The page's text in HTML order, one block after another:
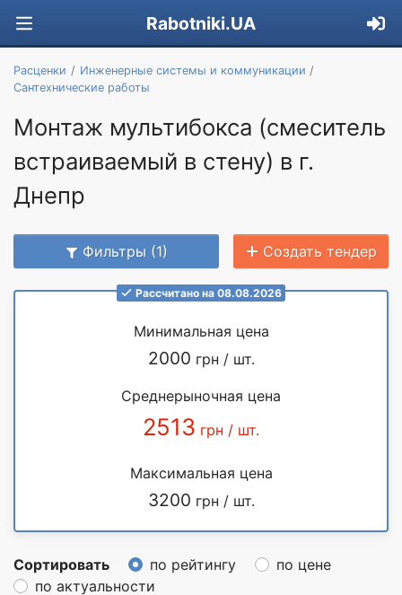
Rabotniki.UA
Расценки
Инженерные системы и коммуникации
Сантехнические работы
Монтаж мультибокса (смеситель
встраиваемый в стену) в г.
Днепр
Фильтры (1) Создать тендер
Рассчитано на 08.08.2026
Минимальная цена
2000 грн / шт.
Среднерыночная цена
2513 грн / шт.
Максимальная цена
3200 грн / шт.
Сортировать по рейтингу
по цене
по актуальности